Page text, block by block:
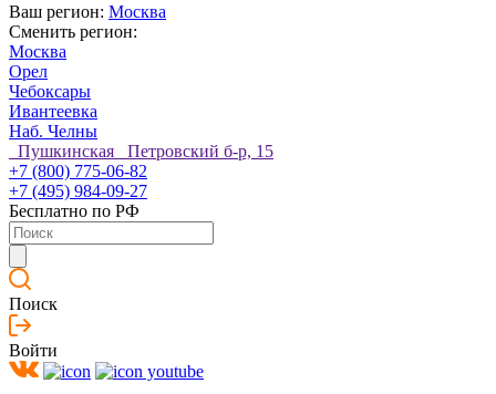
Ваш регион: Москва
Сменить регион:
Москва
Орел
Чебоксары
Ивантеевка
Наб. Челны
Пушкинская Петровский б-р, 15
+7 (800) 775-06-82
+7 (495) 984-09-27
Бесплатно по РФ
Поиск
Войти